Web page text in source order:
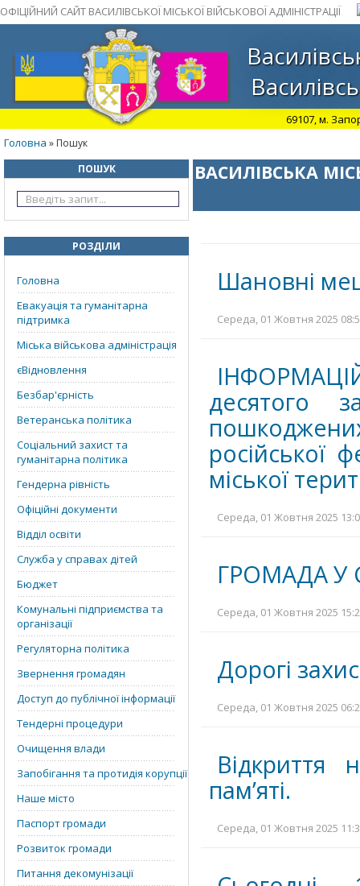
ОФІЦІЙНИЙ САЙТ ВАСИЛІВСЬКОЇ МІСЬКОЇ ВІЙСЬКОВОЇ АДМІНІСТРАЦІЇ
69107, м.
Головна » Пошук
ПОШУК
РОЗДІЛИ
Головна
Евакуація та гуманітарна
підтримка
Міська військова адміністрація
єВідновлення
Безбар'єрність
Ветеранська політика
Соціальний захист та
гуманітарна політика
Гендерна рівність
Офіційні документи
Відділ освіти
Служба у справах дітей
Бюджет
Комунальні підприємства та
організації
Регуляторна політика
Звернення громадян
Доступ до публічної інформації
Тендерні процедури
Очищення влади
Запобігання та протидія корупції
Наше місто
Паспорт громади
Розвиток громади
Питання декомунізації
ВАСИЛІВСЬКА
Шановні
Середа, 01 Жовтня 2025
десятого
російської
міської
Середа, 01 Жовтня 2025
ГРОМАДА У
Середа, 01 Жовтня 2025
Дорогі
Середа, 01 Жовтня 2025
пам’яті.
Середа, 01 Жовтня 2025